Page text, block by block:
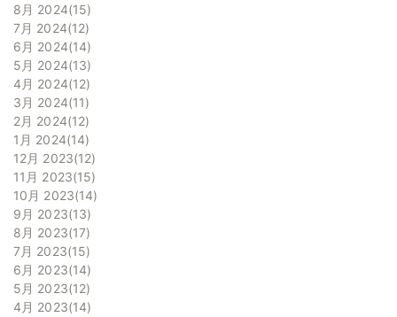
8月 2024 15
7月 2024 12
6月 2024 14
5月 2024 13
4月 2024 12
3月 2024 11
2月 2024 12
1月 2024 14
12月 2023 12
11月 2023 15
10月 2023 14
9月 2023 13
8月 2023 17
7月 2023 15
6月 2023 14
5月 2023 12
4月 2023 14